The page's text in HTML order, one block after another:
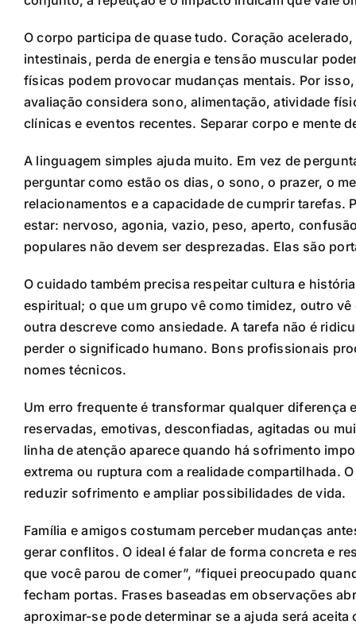
O corpo participa de quase tudo. Coração
intestinais, perda de energia e tensão muscular
físicas podem provocar mudanças mentais. Por
avaliação considera sono, alimentação, atividade
clínicas e eventos recentes. Separar corpo e mente
A linguagem simples ajuda muito. Em vez de
perguntar como estão os dias, o sono, o prazer, o
relacionamentos e a capacidade de cumprir tarefas.
estar: nervoso, agonia, vazio, peso, aperto,
populares não devem ser desprezadas. Elas são
O cuidado também precisa respeitar cultura e
espiritual; o que um grupo vê como timidez, outro
outra descreve como ansiedade. A tarefa não é
perder o significado humano. Bons profissionais
nomes técnicos.
Um erro frequente é transformar qualquer diferença
reservadas, emotivas, desconfiadas, agitadas ou
linha de atenção aparece quando há sofrimento
extrema ou ruptura com a realidade compartilhada.
reduzir sofrimento e ampliar possibilidades de vida.
Família e amigos costumam perceber mudanças
gerar conflitos. O ideal é falar de forma concreta e
que você parou de comer”, “fiquei preocupado
fecham portas. Frases baseadas em observações
aproximar-se pode determinar se a ajuda será aceita